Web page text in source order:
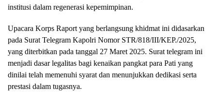
institusi dalam regenerasi kepemimpinan.
Upacara Korps Raport yang berlangsung khidmat ini didasarkan
pada Surat Telegram Kapolri Nomor STR/818/III/KEP./2025,
yang diterbitkan pada tanggal 27 Maret 2025. Surat telegram ini
menjadi dasar legalitas bagi kenaikan pangkat para Pati yang
dinilai telah memenuhi syarat dan menunjukkan dedikasi serta
prestasi dalam tugasnya.